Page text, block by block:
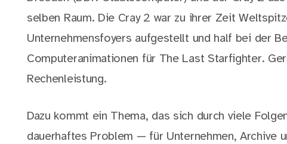
selben Raum. Die Cray 2 war zu ihrer Zeit
Unternehmensfoyers aufgestellt und half bei der
Computeranimationen für The Last Starfighter.
Rechenleistung.
Dazu kommt ein Thema, das sich durch viele
dauerhaftes Problem — für Unternehmen, Archive